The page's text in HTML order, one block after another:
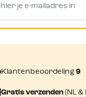
Klantenbeoordeling 9
Gratis verzenden (NL &